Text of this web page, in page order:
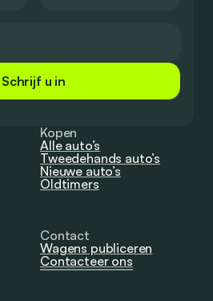
Schrijf u in
Kopen
Alle auto’s
Tweedehands auto’s
Nieuwe auto’s
Oldtimers
Contact
Wagens publiceren
Contacteer ons